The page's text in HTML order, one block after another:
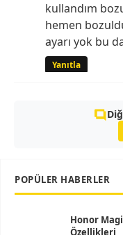
kullandım
hemen
ayarı yok bu
Yanıtla
POPÜLER HABERLER
Honor